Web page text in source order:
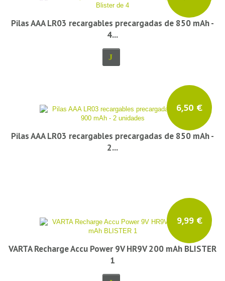
Pilas AAA LR03 recargables precargadas de 850 mAh -
4...
Pilas AAA LR03 recargables precargadas de 850 mAh -
2...
6,50 €
VARTA Recharge Accu Power 9V HR9V 200 mAh BLISTER
1
9,99 €